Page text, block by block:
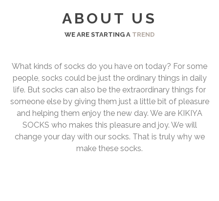
ABOUT US
WE ARE STARTING A TREND
What kinds of socks do you have on today? For some
people, socks could be just the ordinary things in daily
life. But socks can also be the extraordinary things for
someone else by giving them just a little bit of pleasure
and helping them enjoy the new day. We are KIKIYA
SOCKS who makes this pleasure and joy. We will
change your day with our socks. That is truly why we
make these socks.